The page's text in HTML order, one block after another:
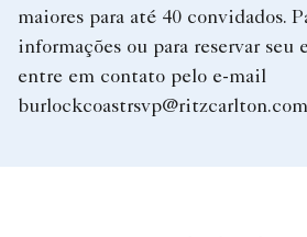
maiores para até 40 convidados.
informações ou para reservar
entre em contato pelo e-mail